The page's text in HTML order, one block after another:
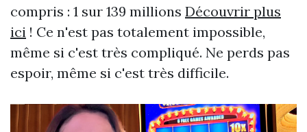
compris : 1 sur 139 millions Découvrir plus
ici ! Ce n'est pas totalement impossible,
même si c'est très compliqué. Ne perds pas
espoir, même si c'est très difficile.